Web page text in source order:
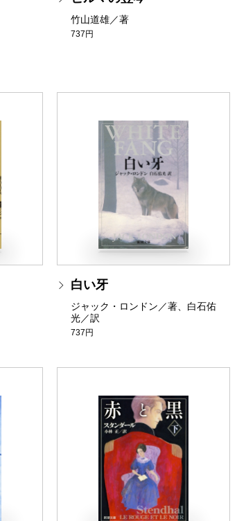
竹山道雄／著
737円
白い牙
ジャック・ロンドン／著、白石佑
光／訳
737円